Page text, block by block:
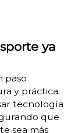
ya
paso
y práctica.
tecnología
que
sea más